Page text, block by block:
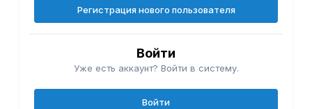
Регистрация нового пользователя
Войти
Уже есть аккаунт? Войти в систему.
Войти